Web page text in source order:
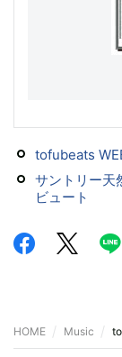
tofubeats
サントリー天
ビュート
HOME Music